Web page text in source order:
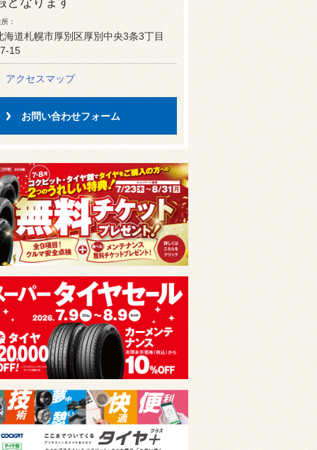
所
海道札幌市厚別区厚別中央3条3丁目
15
アクセスマップ
お問い合わせフォーム